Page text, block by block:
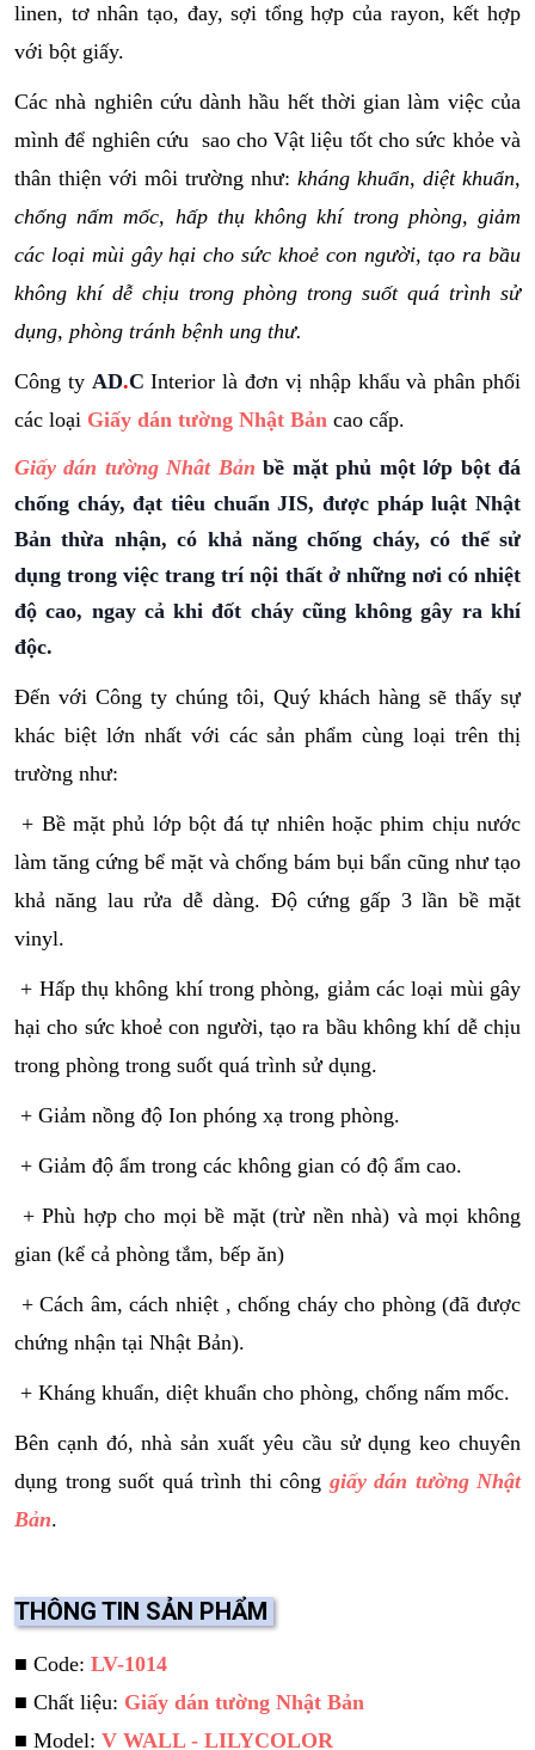
linen, tơ nhân tạo, đay, sợi tổng hợp của rayon, kết hợp
với bột giấy.
Các nhà nghiên cứu dành hầu hết thời gian làm việc của
mình để nghiên cứu sao cho Vật liệu tốt cho sức khỏe và
thân thiện với môi trường như: kháng khuẩn, diệt khuẩn,
chống nấm mốc, hấp thụ không khí trong phòng, giảm
các loại mùi gây hại cho sức khoẻ con người, tạo ra bầu
không khí dễ chịu trong phòng trong suốt quá trình sử
dụng, phòng tránh bệnh ung thư.
Công ty AD.C Interior là đơn vị nhập khẩu và phân phối
các loại Giấy dán tường Nhật Bản cao cấp.
Giấy dán tường Nhât Bản bề mặt phủ một lớp bột đá
chống cháy, đạt tiêu chuẩn JIS, được pháp luật Nhật
Bản thừa nhận, có khả năng chống cháy, có thể sử
dụng trong việc trang trí nội thất ở những nơi có nhiệt
độ cao, ngay cả khi đốt cháy cũng không gây ra khí
độc.
Đến với Công ty chúng tôi, Quý khách hàng sẽ thấy sự
khác biệt lớn nhất với các sản phẩm cùng loại trên thị
trường như:
+ Bề mặt phủ lớp bột đá tự nhiên hoặc phim chịu nước
làm tăng cứng bể mặt và chống bám bụi bẩn cũng như tạo
khả năng lau rửa dễ dàng. Độ cứng gấp 3 lần bề mặt
vinyl.
+ Hấp thụ không khí trong phòng, giảm các loại mùi gây
hại cho sức khoẻ con người, tạo ra bầu không khí dễ chịu
trong phòng trong suốt quá trình sử dụng.
+ Giảm nồng độ Ion phóng xạ trong phòng.
+ Giảm độ ẩm trong các không gian có độ ẩm cao.
+ Phù hợp cho mọi bề mặt (trừ nền nhà) và mọi không
gian (kể cả phòng tắm, bếp ăn)
+ Cách âm, cách nhiệt , chống cháy cho phòng (đã được
chứng nhận tại Nhật Bản).
+ Kháng khuẩn, diệt khuẩn cho phòng, chống nấm mốc.
Bên cạnh đó, nhà sản xuất yêu cầu sử dụng keo chuyên
dụng trong suốt quá trình thi công giấy dán tường Nhật
Bản.
THÔNG TIN SẢN PHẨM
■ Code: LV-1014
■ Chất liệu: Giấy dán tường Nhật Bản
■ Model: V WALL - LILYCOLOR